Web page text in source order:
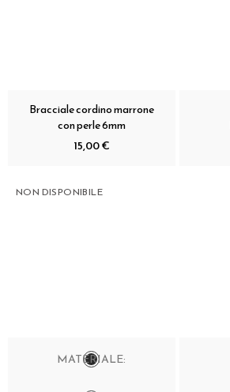
Bracciale cordino marrone
con perle 6mm
15,00 €
NON DISPONIBILE
MATERIALE: